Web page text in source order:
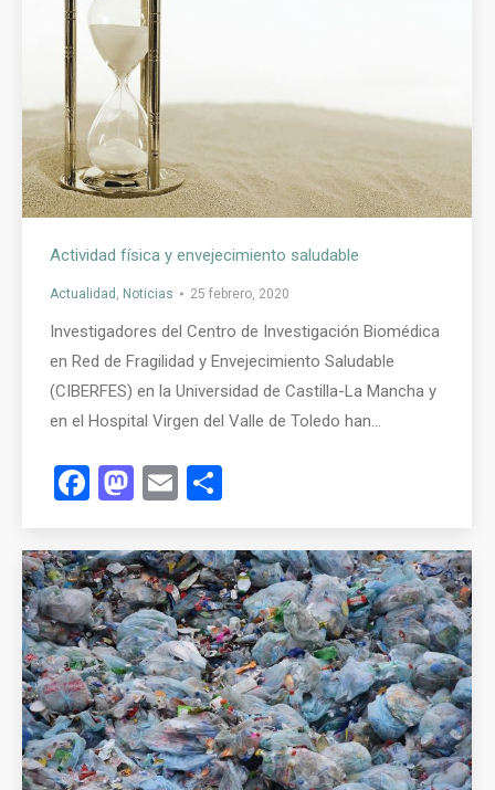
Actividad física y envejecimiento saludable
Actualidad Noticias 25 febrero, 2020
Investigadores del Centro de Investigación Biomédica
en Red de Fragilidad y Envejecimiento Saludable
(CIBERFES) en la Universidad de Castilla-La Mancha y
en el Hospital Virgen del Valle de Toledo han…
Facebook
Mastodon
Email